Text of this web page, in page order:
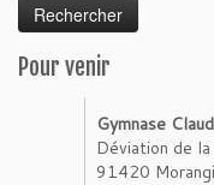
Pour venir
Gymnase
Déviation de
91420